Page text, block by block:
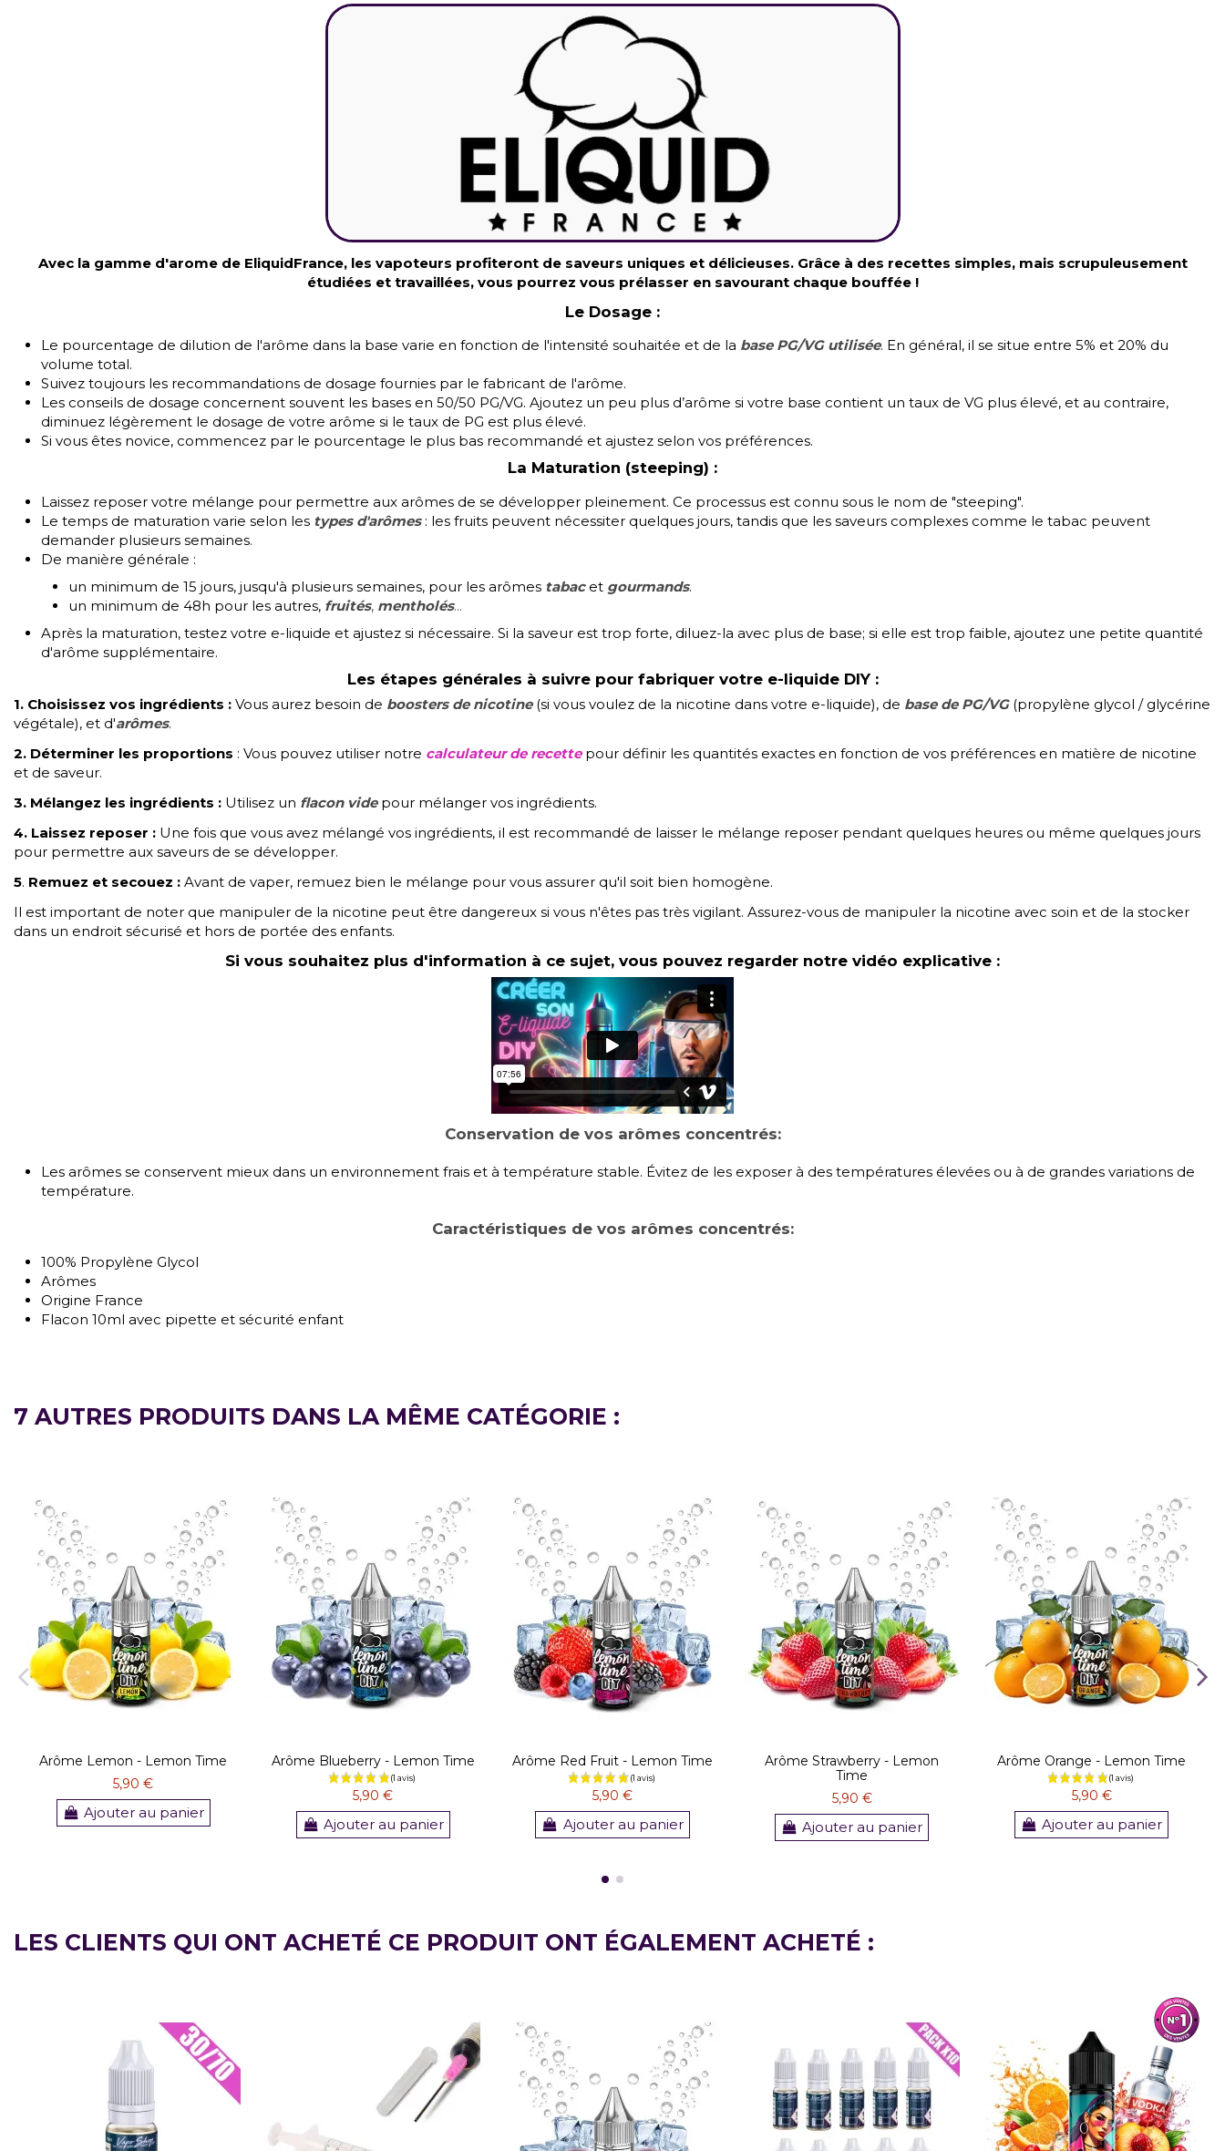
Avec la gamme d'arome de EliquidFrance, les vapoteurs profiteront de saveurs uniques et délicieuses. Grâce à des recettes simples, mais scrupuleusement
étudiées et travaillées, vous pourrez vous prélasser en savourant chaque bouffée !
Le Dosage :
Le pourcentage de dilution de l'arôme dans la base varie en fonction de l'intensité souhaitée et de la base PG/VG utilisée. En général, il se situe entre 5% et 20% du
volume total.
Suivez toujours les recommandations de dosage fournies par le fabricant de l'arôme.
Les conseils de dosage concernent souvent les bases en 50/50 PG/VG. Ajoutez un peu plus d’arôme si votre base contient un taux de VG plus élevé, et au contraire,
diminuez légèrement le dosage de votre arôme si le taux de PG est plus élevé.
Si vous êtes novice, commencez par le pourcentage le plus bas recommandé et ajustez selon vos préférences.
La Maturation (steeping) :
Laissez reposer votre mélange pour permettre aux arômes de se développer pleinement. Ce processus est connu sous le nom de "steeping".
Le temps de maturation varie selon les types d'arômes: les fruits peuvent nécessiter quelques jours, tandis que les saveurs complexes comme le tabac peuvent
demander plusieurs semaines.
De manière générale :
un minimum de 15 jours, jusqu'à plusieurs semaines, pour les arômes tabacet gourmands.
un minimum de 48h pour les autres, fruités, mentholés...
Après la maturation, testez votre e-liquide et ajustez si nécessaire. Si la saveur est trop forte, diluez-la avec plus de base; si elle est trop faible, ajoutez une petite quantité
d'arôme supplémentaire.
Les étapes générales à suivre pour fabriquer votre e-liquide DIY :
1. Choisissez vos ingrédients : Vous aurez besoin de boosters de nicotine(si vous voulez de la nicotine dans votre e-liquide), de base de PG/VG(propylène glycol / glycérine
végétale), et d'arômes.
2. Déterminer les proportions : Vous pouvez utiliser notre calculateur de recette pour définir les quantités exactes en fonction de vos préférences en matière de nicotine
et de saveur.
3. Mélangez les ingrédients : Utilisez un flacon videpour mélanger vos ingrédients.
4. Laissez reposer : Une fois que vous avez mélangé vos ingrédients, il est recommandé de laisser le mélange reposer pendant quelques heures ou même quelques jours
pour permettre aux saveurs de se développer.
5. Remuez et secouez : Avant de vaper, remuez bien le mélange pour vous assurer qu'il soit bien homogène.
Il est important de noter que manipuler de la nicotine peut être dangereux si vous n'êtes pas très vigilant. Assurez-vous de manipuler la nicotine avec soin et de la stocker
dans un endroit sécurisé et hors de portée des enfants.
Si vous souhaitez plus d'information à ce sujet, vous pouvez regarder notre vidéo explicative :
Conservation de vos arômes concentrés:
Les arômes se conservent mieux dans un environnement frais et à température stable. Évitez de les exposer à des températures élevées ou à de grandes variations de
température.
Caractéristiques de vos arômes concentrés:
100% Propylène Glycol
Arômes
Origine France
Flacon 10ml avec pipette et sécurité enfant
7 AUTRES PRODUITS DANS LA MÊME CATÉGORIE :
Arôme Lemon - Lemon Time
5,90 €
Ajouter au panier
Arôme Blueberry - Lemon Time
5,90 €
Ajouter au panier
Arôme Red Fruit - Lemon Time
5,90 €
Ajouter au panier
Arôme Strawberry - Lemon
Time
5,90 €
Ajouter au panier
Arôme Orange - Lemon Time
5,90 €
Ajouter au panier
LES CLIENTS QUI ONT ACHETÉ CE PRODUIT ONT ÉGALEMENT ACHETÉ :